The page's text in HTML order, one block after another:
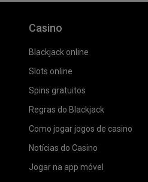
Casino
Blackjack online
Slots online
Spins gratuitos
Regras do Blackjack
Como jogar jogos de casino
Notícias do Casino
Jogar na app móvel